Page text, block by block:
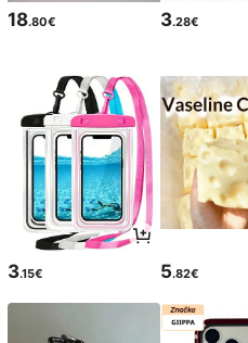
18.80€ 3.28€
3.15€ 5.82€